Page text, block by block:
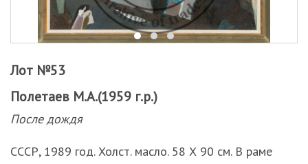
Лот №53
Полетаев М.А.(1959 г.р.)
После дождя
СССР, 1989 год. Холст. масло. 58 Х 90 см. В раме